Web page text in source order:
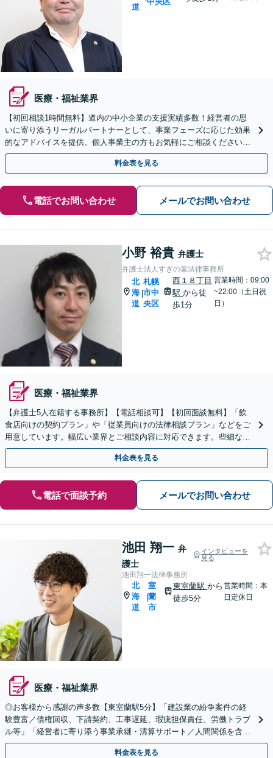
道
医療・福祉業界
【初回相談1時間無料】道内の中小企業の支援実績多数！経営者の思
いに寄り添うリーガルパートナーとして、事業フェーズに応じた効果
的なアドバイスを提供。個人事業主の方もお気軽にご相談ください
【顧問契約OK】【休日・夜間面談OK】【すすきの駅2分】
料金表を見る
電話でお問い合わせ メールでお問い合わせ
小野 裕貴 弁護士
弁護士法人すぎの葉法律事務所
北
海
道
|
札幌
市中
央区
西１８丁目
駅から徒
歩1分
営業時間：09:00
~22:00（土日祝
日）
医療・福祉業界
【弁護士5人在籍する事務所】【電話相談可】【初回面談無料】「飲
食店向けの契約プラン」や「従業員向けの法律相談プラン」などをご
用意しています。幅広い業界とご相談内容に対応できます。些細なこ
とでもご相談ください【西18丁目駅1分】
料金表を見る
電話で面談予約 メールでお問い合わせ
池田 翔一 弁
護士
インタビューを
見る
池田翔一法律事務所
北
海
道
|
室
蘭
市
東室蘭駅 から
徒歩5分
営業時間：本
日定休日
医療・福祉業界
◎お客様から感謝の声多数【東室蘭駅5分】「建設業の紛争案件の経
験豊富／債権回収、下請契約、工事遅延、瑕疵担保責任、労働トラブ
ル等」「経営者に寄り添う事業承継・清算サポート／人間関係を含め
た総合的なアドバイス」顧問契約／WEB面談／夜間相談可
料金表を見る